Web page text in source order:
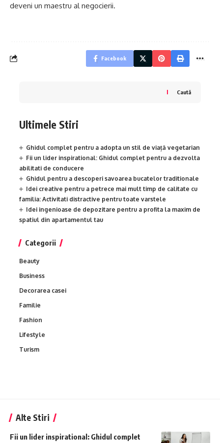
deveni un maestru al negocierii.
Facebook
Caută
Ultimele Stiri
Ghidul complet pentru a adopta un stil de viață vegetarian
Fii un lider inspirational: Ghidul complet pentru a dezvolta
abilitati de conducere
Ghidul pentru a descoperi savoarea bucatelor traditionale
Idei creative pentru a petrece mai mult timp de calitate cu
familia: Activitati distractive pentru toate varstele
Idei ingenioase de depozitare pentru a profita la maxim de
spatiul din apartamentul tau
Categorii
Beauty
Business
Decorarea casei
Familie
Fashion
Lifestyle
Turism
Alte Stiri
Fii un lider inspirational: Ghidul complet